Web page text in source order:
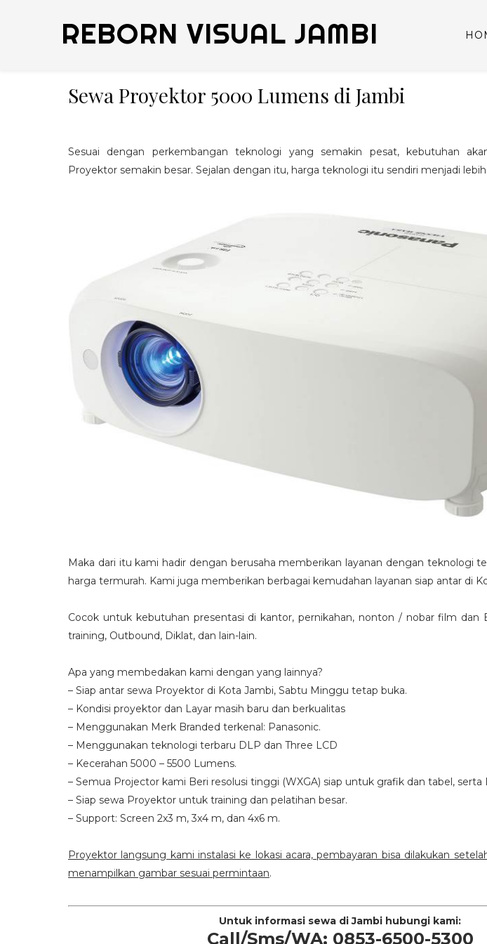
REBORN VISUAL JAMBI
Sewa Proyektor 5000 Lumens di Jambi
Sesuai dengan perkembangan teknologi yang semakin pesat, kebutuhan
Proyektor semakin besar. Sejalan dengan itu, harga teknologi itu sendiri menjadi
Maka dari itu kami hadir dengan berusaha memberikan layanan dengan teknologi
harga termurah. Kami juga memberikan berbagai kemudahan layanan siap antar di
Cocok untuk kebutuhan presentasi di kantor, pernikahan, nonton / nobar film dan
training, Outbound, Diklat, dan lain-lain.
Apa yang membedakan kami dengan yang lainnya?
– Siap antar sewa Proyektor di Kota Jambi, Sabtu Minggu tetap buka.
– Kondisi proyektor dan Layar masih baru dan berkualitas
– Menggunakan Merk Branded terkenal: Panasonic.
– Menggunakan teknologi terbaru DLP dan Three LCD
– Kecerahan 5000 – 5500 Lumens.
– Semua Projector kami Beri resolusi tinggi (WXGA) siap untuk grafik dan tabel, serta
– Siap sewa Proyektor untuk training dan pelatihan besar.
– Support: Screen 2x3 m, 3x4 m, dan 4x6 m.
Proyektor langsung kami instalasi ke lokasi acara, pembayaran bisa dilakukan
menampilkan gambar sesuai permintaan.
Untuk informasi sewa di Jambi hubungi kami:
Call/Sms/WA: 0853-6500-5300